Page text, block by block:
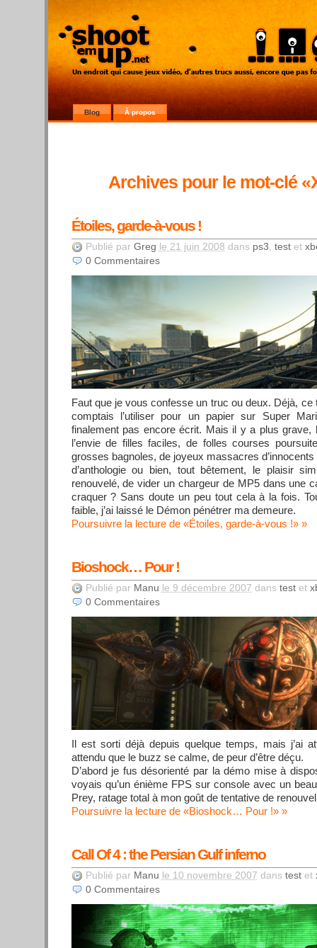
Blog À propos
Archives pour le mot-clé
Étoiles, garde-à-vous !
Publié par Greg le 21 juin 2008 dans ps3, testet
0 Commentaires
Faut que je vous confesse un truc ou deux. Déjà, ce
comptais l’utiliser pour un papier sur Super
finalement pas encore écrit. Mais il y a plus grave,
l’envie de filles faciles, de folles courses
grosses bagnoles, de joyeux massacres
d’anthologie ou bien, tout bêtement, le plaisir
renouvelé, de vider un chargeur de MP5 dans une
craquer ? Sans doute un peu tout cela à la fois.
faible, j’ai laissé le Démon pénétrer ma demeure.
Poursuivre la lecture de «Étoiles, garde-à-vous !»
Bioshock… Pour !
Publié par Manu le 9 décembre 2007 dans testet
0 Commentaires
Il est sorti déjà depuis quelque temps, mais j’ai
attendu que le buzz se calme, de peur d’être déçu.
D’abord je fus désorienté par la démo mise à
voyais qu’un énième FPS sur console avec un
Prey, ratage total à mon goût de tentative de
Poursuivre la lecture de «Bioshock… Pour !»
Call Of 4 : the Persian Gulf inferno
Publié par Manu le 10 novembre 2007 dans testet
0 Commentaires